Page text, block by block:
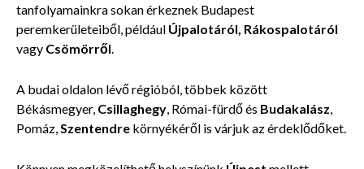
tanfolyamainkra sokan érkeznek Budapest
peremkerületeiből, például Újpalotáról, Rákospalotáról
vagy Csömörről.
A budai oldalon lévő régióból, többek között
Békásmegyer, Csillaghegy, Római-fürdő és Budakalász,
Pomáz,Szentendre környékéről is várjuk az érdeklődőket.